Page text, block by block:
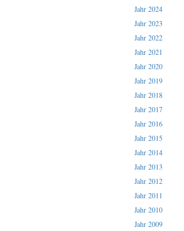
Jahr 2024
Jahr 2023
Jahr 2022
Jahr 2021
Jahr 2020
Jahr 2019
Jahr 2018
Jahr 2017
Jahr 2016
Jahr 2015
Jahr 2014
Jahr 2013
Jahr 2012
Jahr 2011
Jahr 2010
Jahr 2009